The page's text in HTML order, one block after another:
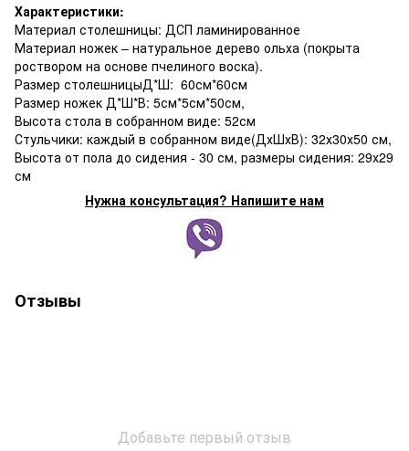
Характеристики:
Материал столешницы: ДСП ламинированное
Материал ножек – натуральное дерево ольха (покрыта
роствором на основе пчелиного воска).
Размер столешницыД*Ш: 60см*60см
Размер ножек Д*Ш*В: 5см*5см*50см,
Высота стола в собранном виде: 52см
Стульчики: каждый в собранном виде(ДхШхВ): 32х30х50 см,
Высота от пола до сидения - 30 см, размеры сидения: 29х29
см
Нужна консультация? Напишите нам
Отзывы
Добавьте первый отзыв